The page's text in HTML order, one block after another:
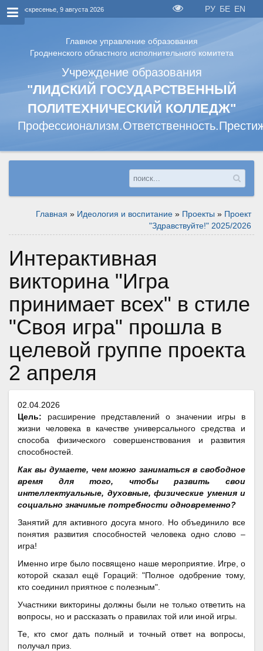
Воскресенье, 9 августа 2026 РУ БЕ EN
Главное управление образования
Гродненского областного исполнительного комитета
Учреждение образования
"ЛИДСКИЙ ГОСУДАРСТВЕННЫЙ
ПОЛИТЕХНИЧЕСКИЙ КОЛЛЕДЖ"
Главная » Идеология и воспитание » Проекты » Проект
"Здравствуйте!" 2025/2026
Интерактивная
викторина "Игра
принимает всех" в стиле
"Своя игра" прошла в
целевой группе проекта
2 апреля
02.04.2026
Цель: расширение представлений о значении игры в
жизни человека в качестве универсального средства и
способа физического совершенствования и развития
способностей.
Как вы думаете, чем можно заниматься в свободное
время для того, чтобы развить свои
интеллектуальные, духовные, физические умения и
социально значимые потребности одновременно?
Занятий для активного досуга много. Но объединило все
понятия развития способностей человека одно слово –
игра!
Именно игре было посвящено наше мероприятие. Игре, о
которой сказал ещё Гораций: "Полное одобрение тому,
кто соединил приятное с полезным".
Участники викторины должны были не только ответить на
вопросы, но и рассказать о правилах той или иной игры.
Те, кто смог дать полный и точный ответ на вопросы,
получал приз.